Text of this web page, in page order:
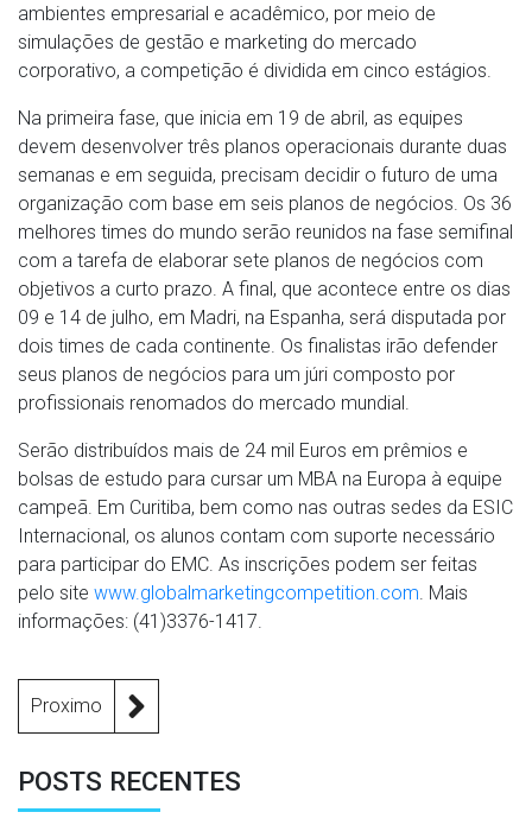
ambientes empresarial e acadêmico, por meio de
simulações de gestão e marketing do mercado
corporativo, a competição é dividida em cinco estágios.
Na primeira fase, que inicia em 19 de abril, as equipes
devem desenvolver três planos operacionais durante duas
semanas e em seguida, precisam decidir o futuro de uma
organização com base em seis planos de negócios. Os 36
melhores times do mundo serão reunidos na fase semifinal
com a tarefa de elaborar sete planos de negócios com
objetivos a curto prazo. A final, que acontece entre os dias
09 e 14 de julho, em Madri, na Espanha, será disputada por
dois times de cada continente. Os finalistas irão defender
seus planos de negócios para um júri composto por
profissionais renomados do mercado mundial.
Serão distribuídos mais de 24 mil Euros em prêmios e
bolsas de estudo para cursar um MBA na Europa à equipe
campeã. Em Curitiba, bem como nas outras sedes da ESIC
Internacional, os alunos contam com suporte necessário
para participar do EMC. As inscrições podem ser feitas
pelo site www.globalmarketingcompetition.com. Mais
informações: (41)3376-1417.
Proximo
POSTS RECENTES